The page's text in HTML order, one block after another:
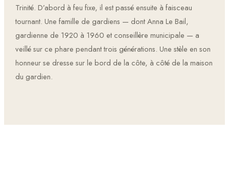
Trinité. D’abord à feu fixe, il est passé ensuite à faisceau
tournant. Une famille de gardiens — dont Anna Le Bail,
gardienne de 1920 à 1960 et conseillère municipale — a
veillé sur ce phare pendant trois générations. Une stèle en son
honneur se dresse sur le bord de la côte, à côté de la maison
du gardien.